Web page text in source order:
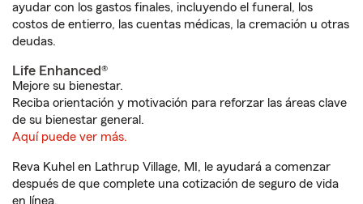
ayudar con los gastos finales, incluyendo el funeral, los
costos de entierro, las cuentas médicas, la cremación u otras
deudas.
Life Enhanced®
Mejore su bienestar.
Reciba orientación y motivación para reforzar las áreas clave
de su bienestar general.
Aquí puede ver más.
Reva Kuhel en Lathrup Village, MI, le ayudará a comenzar
después de que complete una cotización de seguro de vida
en línea.